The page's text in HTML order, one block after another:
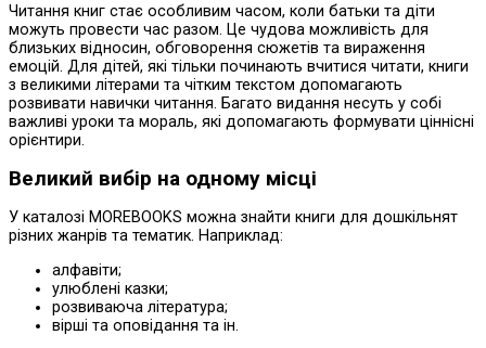
Читання книг стає особливим часом, коли батьки та діти
можуть провести час разом. Це чудова можливість для
близьких відносин, обговорення сюжетів та вираження
емоцій. Для дітей, які тільки починають вчитися читати, книги
з великими літерами та чітким текстом допомагають
розвивати навички читання. Багато видання несуть у собі
важливі уроки та мораль, які допомагають формувати ціннісні
орієнтири.
Великий вибір на одному місці
У каталозі MOREBOOKS можна знайти книги для дошкільнят
різних жанрів та тематик. Наприклад:
алфавіти;
улюблені казки;
розвиваюча література;
вірші та оповідання та ін.